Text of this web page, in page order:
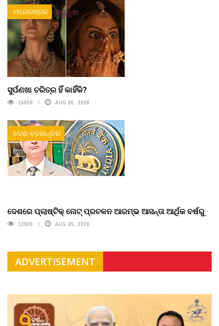
ମନୋରଞ୍ଜନ
ସୁର୍ପଣଖା ଚରିତ୍ର ହିଁ କାହିଁକି?
15650 AUG 05, 2026
ଦେଶ-ଦେଶାନ୍ତର
ଦେଶରେ ପ୍ଲାଷ୍ଟିକ୍ ନୋଟ୍‌ ପ୍ରଚଳନ ଆରମ୍ଭ ଆସନ୍ତା ଆର୍ଥିକ ବର୍ଷରୁ
13909 AUG 05, 2026
ADVERTISEMENT